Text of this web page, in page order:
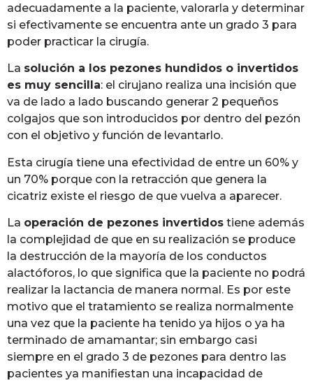
adecuadamente a la paciente, valorarla y determinar
si efectivamente se encuentra ante un grado 3 para
poder practicar la cirugía.
La solución a los pezones hundidos o invertidos
es muy sencilla: el cirujano realiza una incisión que
va de lado a lado buscando generar 2 pequeños
colgajos que son introducidos por dentro del pezón
con el objetivo y función de levantarlo.
Esta cirugía tiene una efectividad de entre un 60% y
un 70% porque con la retracción que genera la
cicatriz existe el riesgo de que vuelva a aparecer.
La operación de pezones invertidos tiene además
la complejidad de que en su realización se produce
la destrucción de la mayoría de los conductos
alactóforos, lo que significa que la paciente no podrá
realizar la lactancia de manera normal. Es por este
motivo que el tratamiento se realiza normalmente
una vez que la paciente ha tenido ya hijos o ya ha
terminado de amamantar; sin embargo casi
siempre en el grado 3 de pezones para dentro las
pacientes ya manifiestan una incapacidad de